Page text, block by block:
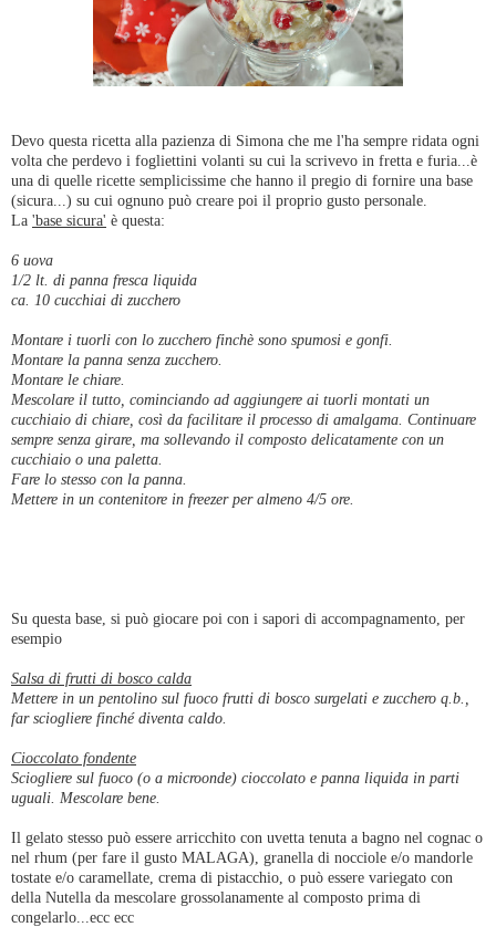
Devo questa ricetta alla pazienza di Simona che me l'ha sempre ridata ogni
volta che perdevo i fogliettini volanti su cui la scrivevo in fretta e furia...è
una di quelle ricette semplicissime che hanno il pregio di fornire una base
(sicura...) su cui ognuno può creare poi il proprio gusto personale.
La 'base sicura' è questa:
6 uova
1/2 lt. di panna fresca liquida
ca. 10 cucchiai di zucchero
Montare i tuorli con lo zucchero finchè sono spumosi e gonfi.
Montare la panna senza zucchero.
Montare le chiare.
Mescolare il tutto, cominciando ad aggiungere ai tuorli montati un
cucchiaio di chiare, così da facilitare il processo di amalgama. Continuare
sempre senza girare, ma sollevando il composto delicatamente con un
cucchiaio o una paletta.
Fare lo stesso con la panna.
Mettere in un contenitore in freezer per almeno 4/5 ore.
Su questa base, si può giocare poi con i sapori di accompagnamento, per
esempio
Salsa di frutti di bosco calda
Mettere in un pentolino sul fuoco frutti di bosco surgelati e zucchero q.b.,
far sciogliere finché diventa caldo.
Cioccolato fondente
Sciogliere sul fuoco (o a microonde) cioccolato e panna liquida in parti
uguali. Mescolare bene.
Il gelato stesso può essere arricchito con uvetta tenuta a bagno nel cognac o
nel rhum (per fare il gusto MALAGA), granella di nocciole e/o mandorle
tostate e/o caramellate, crema di pistacchio, o può essere variegato con
della Nutella da mescolare grossolanamente al composto prima di
congelarlo...ecc ecc